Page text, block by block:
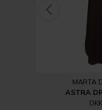
MARTA
ASTRA